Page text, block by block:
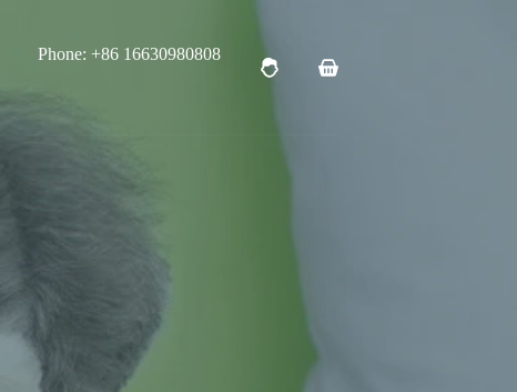
Phone: +86 16630980808
购